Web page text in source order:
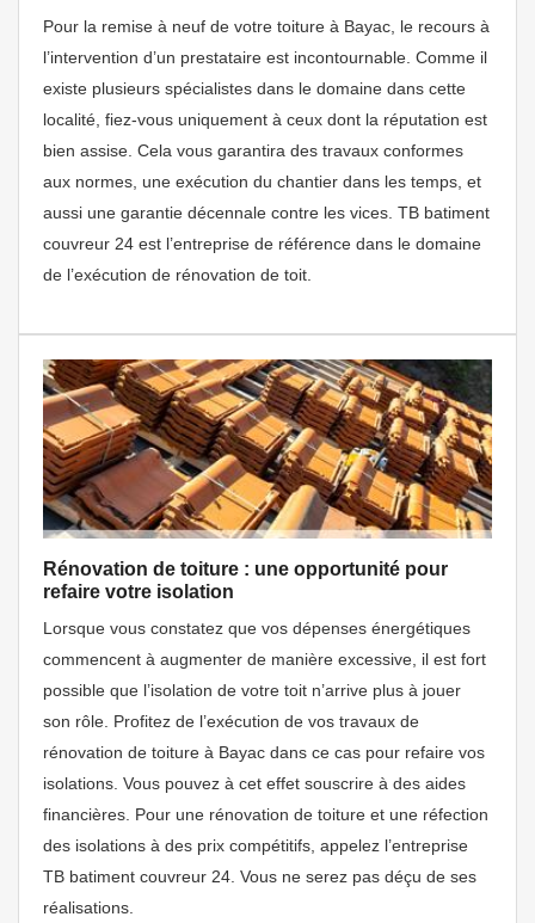
Pour la remise à neuf de votre toiture à Bayac, le recours à
l’intervention d’un prestataire est incontournable. Comme il
existe plusieurs spécialistes dans le domaine dans cette
localité, fiez-vous uniquement à ceux dont la réputation est
bien assise. Cela vous garantira des travaux conformes
aux normes, une exécution du chantier dans les temps, et
aussi une garantie décennale contre les vices. TB batiment
couvreur 24 est l’entreprise de référence dans le domaine
de l’exécution de rénovation de toit.
Rénovation de toiture : une opportunité pour
refaire votre isolation
Lorsque vous constatez que vos dépenses énergétiques
commencent à augmenter de manière excessive, il est fort
possible que l’isolation de votre toit n’arrive plus à jouer
son rôle. Profitez de l’exécution de vos travaux de
rénovation de toiture à Bayac dans ce cas pour refaire vos
isolations. Vous pouvez à cet effet souscrire à des aides
financières. Pour une rénovation de toiture et une réfection
des isolations à des prix compétitifs, appelez l’entreprise
TB batiment couvreur 24. Vous ne serez pas déçu de ses
réalisations.